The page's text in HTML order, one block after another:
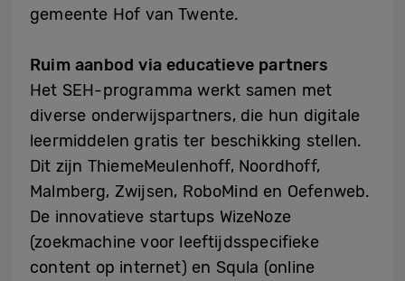
gemeente Hof van Twente.
Ruim aanbod via educatieve partners
Het SEH-programma werkt samen met
diverse onderwijspartners, die hun digitale
leermiddelen gratis ter beschikking stellen.
Dit zijn ThiemeMeulenhoff, Noordhoff,
Malmberg, Zwijsen, RoboMind en Oefenweb.
De innovatieve startups WizeNoze
(zoekmachine voor leeftijdsspecifieke
content op internet) en Squla (online